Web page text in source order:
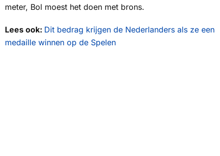
meter, Bol moest het doen met brons.
Lees ook: Dit bedrag krijgen de Nederlanders als ze een
medaille winnen op de Spelen